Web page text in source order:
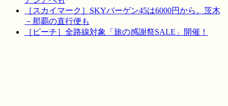
［スカイマーク］SKYバーゲン45は6000円から。茨木
－那覇の直行便も
［ピーチ］全路線対象「旅の感謝祭SALE」開催！